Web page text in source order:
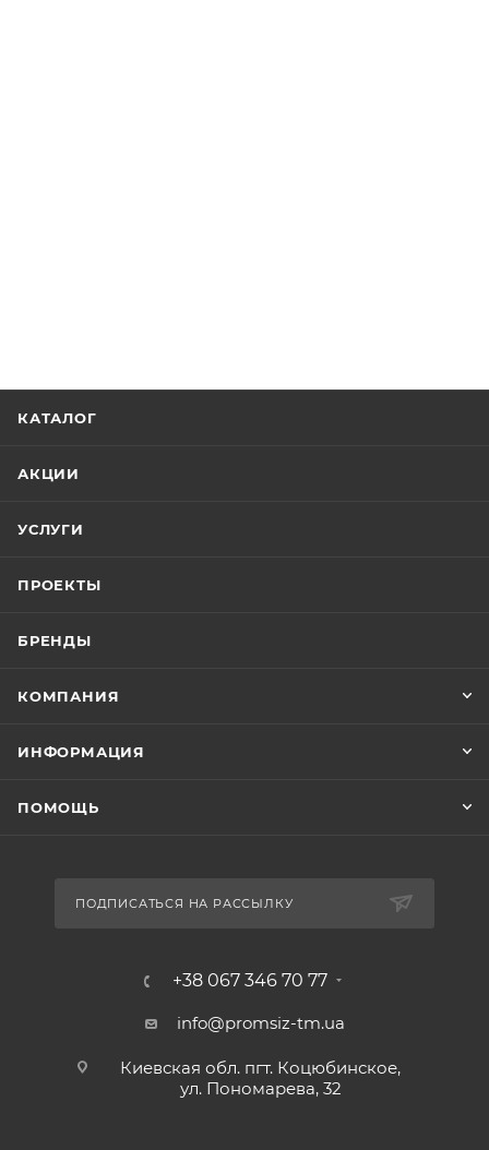
КАТАЛОГ
АКЦИИ
УСЛУГИ
ПРОЕКТЫ
БРЕНДЫ
КОМПАНИЯ
ИНФОРМАЦИЯ
ПОМОЩЬ
ПОДПИСАТЬСЯ НА РАССЫЛКУ
+38 067 346 70 77
info@promsiz-tm.ua
Киевская обл. пгт. Коцюбинское,
ул. Пономарева, 32